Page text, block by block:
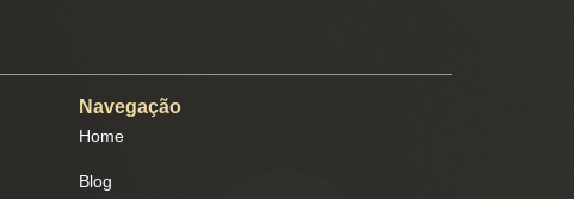
Navegação
Home
Blog